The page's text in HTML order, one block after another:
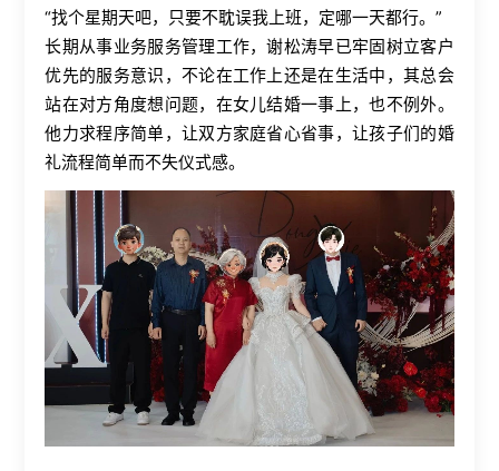
“找个星期天吧，只要不耽误我上班，定哪一天都行。”
长期从事业务服务管理工作，谢松涛早已牢固树立客户
优先的服务意识，不论在工作上还是在生活中，其总会
站在对方角度想问题，在女儿结婚一事上，也不例外。
他力求程序简单，让双方家庭省心省事，让孩子们的婚
礼流程简单而不失仪式感。